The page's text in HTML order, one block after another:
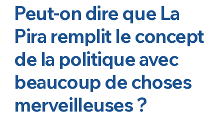
Peut-on dire que La
Pira remplit le concept
de la politique avec
beaucoup de choses
merveilleuses ?